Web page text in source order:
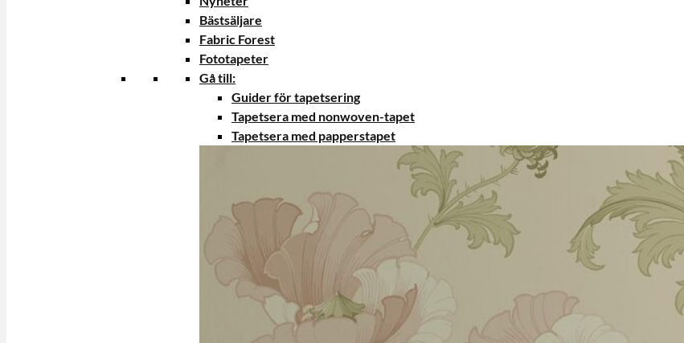
Bästsäljare
Fabric Forest
Fototapeter
Gå till:
Guider för tapetsering
Tapetsera med nonwoven-tapet
Tapetsera med papperstapet